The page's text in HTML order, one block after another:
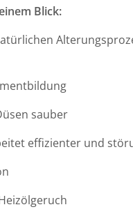
Blick:
sauber
effizienter und